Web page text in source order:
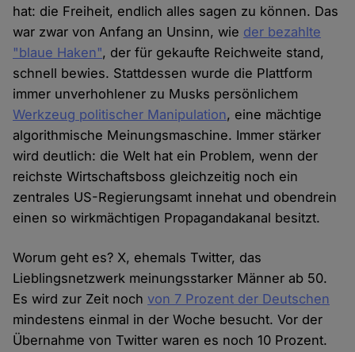
hat: die Freiheit, endlich alles sagen zu können. Das
war zwar von Anfang an Unsinn, wie der bezahlte
"blaue Haken", der für gekaufte Reichweite stand,
schnell bewies. Stattdessen wurde die Plattform
immer unverhohlener zu Musks persönlichem
Werkzeug politischer Manipulation, eine mächtige
algorithmische Meinungsmaschine. Immer stärker
wird deutlich: die Welt hat ein Problem, wenn der
reichste Wirtschaftsboss gleichzeitig noch ein
zentrales US-Regierungsamt innehat und obendrein
einen so wirkmächtigen Propagandakanal besitzt.
Worum geht es? X, ehemals Twitter, das
Lieblingsnetzwerk meinungsstarker Männer ab 50.
Es wird zur Zeit nochvon 7 Prozent der Deutschen
mindestens einmal in der Woche besucht. Vor der
Übernahme von Twitter waren es noch 10 Prozent.